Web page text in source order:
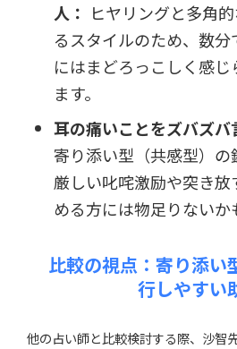
人： ヒヤリングと多角
るスタイルのため、数
にはまどろっこしく感じ
ます。
耳の痛いことをズバズバ
寄り添い型（共感型）の
厳しい叱咤激励や突き
める方には物足りないか
比較の視点：寄り添い
行しやすい
他の占い師と比較検討する際、沙智